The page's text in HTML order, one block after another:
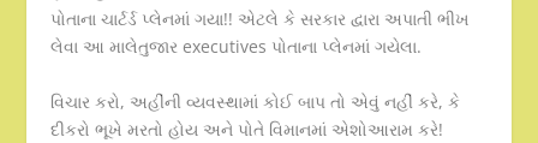
પોતાના ચાર્ટર્ડ પ્લેનમાં ગયા!! એટલે કે સરકાર દ્વારા અપાતી ભીખ
લેવા આ માલેતુજાર executives પોતાના પ્લેનમાં ગયેલા.
વિચાર કરો, અહીંની વ્યવસ્થામાં કોઈ બાપ તો એવું નહીં કરે, કે
દીકરો ભૂખે મરતો હોય અને પોતે વિમાનમાં એશોઆરામ કરે!